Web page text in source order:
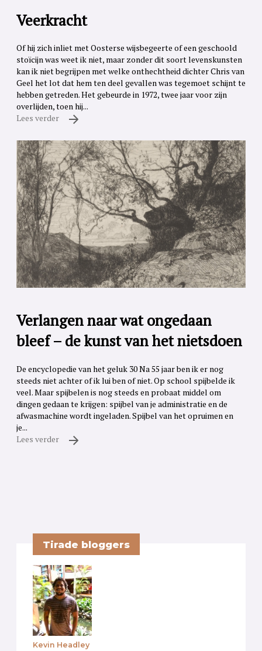
Veerkracht
Of hij zich inliet met Oosterse wijsbegeerte of een geschoold
stoïcijn was weet ik niet, maar zonder dit soort levenskunsten
kan ik niet begrijpen met welke onthechtheid dichter Chris van
Geel het lot dat hem ten deel gevallen was tegemoet schijnt te
hebben getreden. Het gebeurde in 1972, twee jaar voor zijn
overlijden, toen hij...
Lees verder
Verlangen naar wat ongedaan
bleef – de kunst van het nietsdoen
De encyclopedie van het geluk 30 Na 55 jaar ben ik er nog
steeds niet achter of ik lui ben of niet. Op school spijbelde ik
veel. Maar spijbelen is nog steeds en probaat middel om
dingen gedaan te krijgen: spijbel van je administratie en de
afwasmachine wordt ingeladen. Spijbel van het opruimen en
je...
Lees verder
Tirade bloggers
Kevin Headley